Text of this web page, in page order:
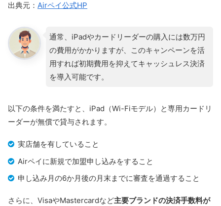
出典元： Airペイ公式HP
通常、iPadやカードリーダーの購入には数万円
の費用がかかりますが、このキャンペーンを活
用すれば初期費用を抑えてキャッシュレス決済
を導入可能です。
以下の条件を満たすと、iPad（Wi-Fiモデル）と専用カードリ
ーダーが無償で貸与されます。
実店舗を有していること
Airペイに新規で加盟申し込みをすること
申し込み月の6か月後の月末までに審査を通過すること
さらに、VisaやMastercardなど主要ブランドの決済手数料が